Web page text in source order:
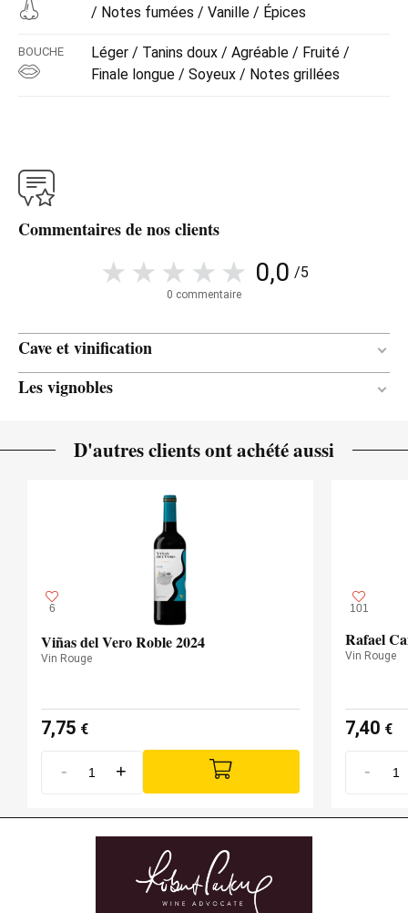
/ Notes fumées / Vanille / Épices
BOUCHE
Léger / Tanins doux / Agréable / Fruité /
Finale longue / Soyeux / Notes grillées
Commentaires de nos clients
0,0 /5
0 commentaire
Cave et vinification
DURÉE DE L'ÉLEVAGE
Les vignobles
400,00 mètres
D'autres clients ont achété aussi
6
Viñas del Vero Roble 2024
Vin Rouge
7,75 €
- +
101
Rafael
Vin Rouge
7,40 €
-